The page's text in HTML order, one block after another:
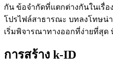
กัน ข้อจำกัดที่แตกต่างกันในเรื่อ
โปรไฟล์สาธารณะ บทลงโทษน่
เริ่มพิจารณาทางออกที่ง่ายที่สุด
การสร้าง k-ID